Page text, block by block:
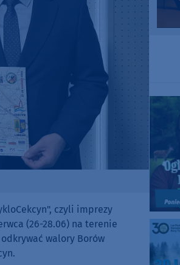
czyli imprezy
(26-28.06) na terenie
walory Borów